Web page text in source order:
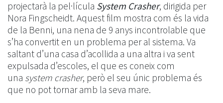
projectarà la pel·lícula System Crasher, dirigida per
Nora Fingscheidt. Aquest film mostra com és la vida
de la Benni, una nena de 9 anys incontrolable que
s’ha convertit en un problema per al sistema. Va
saltant d’una casa d’acollida a una altra i va sent
expulsada d’escoles, el que es coneix com
una system crasher, però el seu únic problema és
que no pot tornar amb la seva mare.